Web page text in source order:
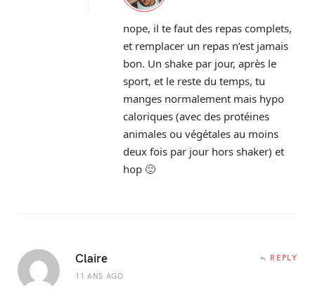
nope, il te faut des repas complets,
et remplacer un repas n’est jamais
bon. Un shake par jour, après le
sport, et le reste du temps, tu
manges normalement mais hypo
caloriques (avec des protéines
animales ou végétales au moins
deux fois par jour hors shaker) et
hop 🙂
Claire
11 ANS AGO
REPLY